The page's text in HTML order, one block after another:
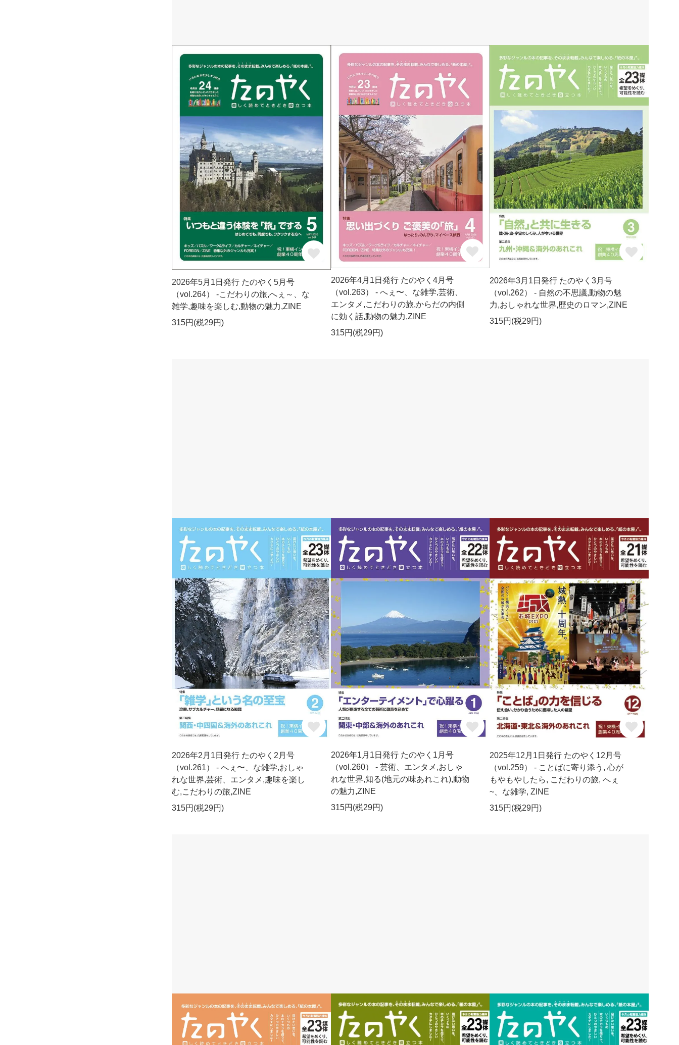
2026年5月1日発行 たのやく5月号
（vol.264） -こだわりの旅,へぇ～、な
雑学,趣味を楽しむ,動物の魅力,ZINE
315円(税29円)
2026年4月1日発行 たのやく4月号
（vol.263） - へぇ〜、な雑学,芸術、
エンタメ,こだわりの旅,からだの内側
に効く話,動物の魅力,ZINE
315円(税29円)
2026年3月1日発行 たのやく3月号
（vol.262） - 自然の不思議,動物の魅
力,おしゃれな世界,歴史のロマン,ZINE
315円(税29円)
2026年2月1日発行 たのやく2月号
（vol.261） - へぇ〜、な雑学,おしゃ
れな世界,芸術、エンタメ,趣味を楽し
む,こだわりの旅,ZINE
315円(税29円)
2026年1月1日発行 たのやく1月号
（vol.260） - 芸術、エンタメ,おしゃ
れな世界,知る(地元の味あれこれ),動物
の魅力,ZINE
315円(税29円)
2025年12月1日発行 たのやく12月号
（vol.259） - ことばに寄り添う, 心が
もやもやしたら, こだわりの旅, へぇ
~、な雑学, ZINE
315円(税29円)